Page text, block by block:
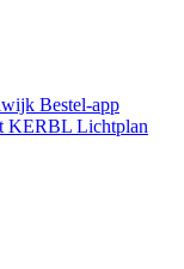
Bestel-app
KERBL Lichtplan